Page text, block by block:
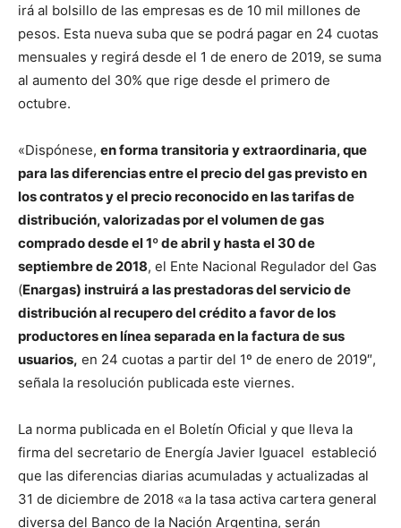
irá al bolsillo de las empresas es de 10 mil millones de
pesos. Esta nueva suba que se podrá pagar en 24 cuotas
mensuales y regirá desde el 1 de enero de 2019, se suma
al aumento del 30% que rige desde el primero de
octubre.
«Dispónese, en forma transitoria y extraordinaria, que
para las diferencias entre el precio del gas previsto en
los contratos y el precio reconocido en las tarifas de
distribución, valorizadas por el volumen de gas
comprado desde el 1º de abril y hasta el 30 de
septiembre de 2018, el Ente Nacional Regulador del Gas
(Enargas) instruirá a las prestadoras del servicio de
distribución al recupero del crédito a favor de los
productores en línea separada en la factura de sus
usuarios, en 24 cuotas a partir del 1º de enero de 2019″,
señala la resolución publicada este viernes.
La norma publicada en el Boletín Oficial y que lleva la
firma del secretario de Energía Javier Iguacel estableció
que las diferencias diarias acumuladas y actualizadas al
31 de diciembre de 2018 «a la tasa activa cartera general
diversa del Banco de la Nación Argentina, serán